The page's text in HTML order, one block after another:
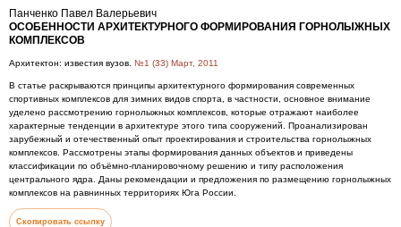
Панченко Павел Валерьевич
ОСОБЕННОСТИ АРХИТЕКТУРНОГО ФОРМИРОВАНИЯ ГОРНОЛЫЖНЫХ
КОМПЛЕКСОВ
Архитектон: известия вузов. №1 (33) Март, 2011
В статье раскрываются принципы архитектурного формирования современных
спортивных комплексов для зимних видов спорта, в частности, основное внимание
уделено рассмотрению горнолыжных комплексов, которые отражают наиболее
характерные тенденции в архитектуре этого типа сооружений. Проанализирован
зарубежный и отечественный опыт проектирования и строительства горнолыжных
комплексов. Рассмотрены этапы формирования данных объектов и приведены
классификации по объёмно-планировочному решению и типу расположения
центрального ядра. Даны рекомендации и предложения по размещению горнолыжных
комплексов на равнинных территориях Юга России.
Скопировать ссылку